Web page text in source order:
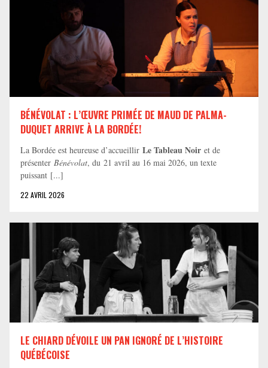
BÉNÉVOLAT : L’ŒUVRE PRIMÉE DE MAUD DE PALMA-
DUQUET ARRIVE À LA BORDÉE!
La Bordée est heureuse d’accueillir Le Tableau Noir et de
présenter Bénévolat, du 21 avril au 16 mai 2026, un texte
puissant [...]
22 AVRIL 2026
LE CHIARD DÉVOILE UN PAN IGNORÉ DE L’HISTOIRE
QUÉBÉCOISE